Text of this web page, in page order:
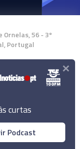
Ornelas, 56 - 3º
Portugal
Lda.
curtas
Podcast
×